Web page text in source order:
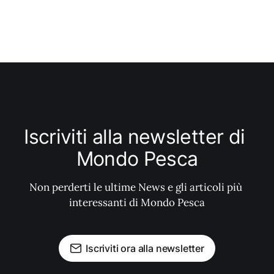
Iscriviti alla newsletter di
Mondo Pesca
Non perderti le ultime News e gli articoli più
interessanti di Mondo Pesca
Iscriviti ora alla newsletter